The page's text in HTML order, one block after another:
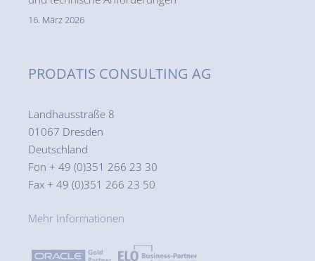
16. März 2026
PRODATIS CONSULTING AG
Landhausstraße 8
01067 Dresden
Deutschland
Fon + 49 (0)351 266 23 30
Fax + 49 (0)351 266 23 50
Mehr Informationen